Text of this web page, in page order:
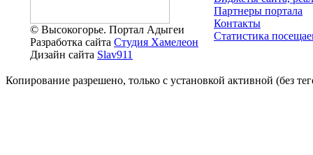
© Высокогорье. Портал Адыгеи
Разработка сайта Студия Хамелеон
Дизайн сайта Slav911
Партнеры портала
Контакты
Статистика
Копирование разрешено, только с установкой активной (без